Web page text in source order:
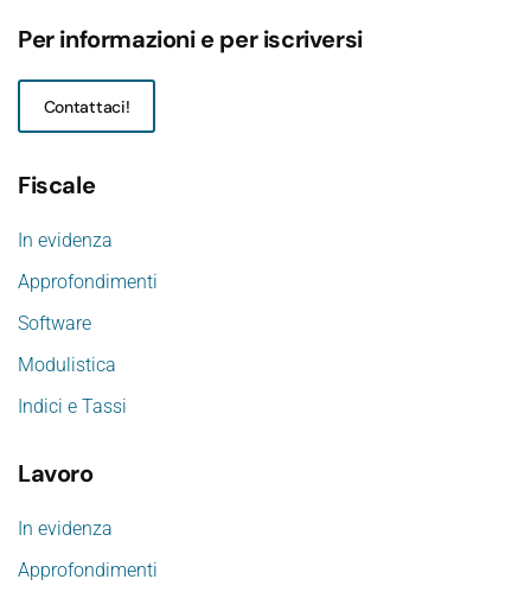
Per informazioni e per iscriversi
Contattaci!
Fiscale
In evidenza
Approfondimenti
Software
Modulistica
Indici e Tassi
Lavoro
In evidenza
Approfondimenti